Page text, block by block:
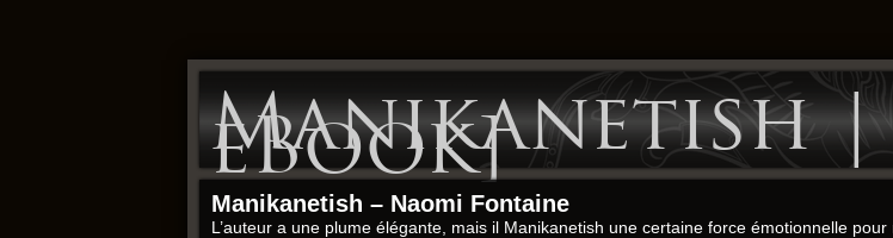
Manikanetish |
eBook]
Manikanetish – Naomi Fontaine
L’auteur a une plume élégante, mais il Manikanetish une certaine force émotionnelle